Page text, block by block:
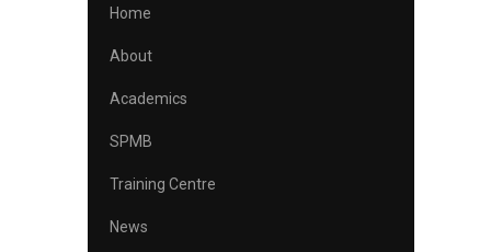
Home
About
Academics
SPMB
Training Centre
News